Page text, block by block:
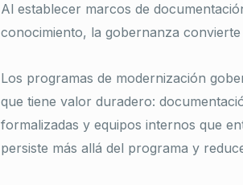
Al establecer marcos de
conocimiento, la gobernanza
Los programas de modernización
que tiene valor duradero:
formalizadas y equipos internos que
persiste más allá del programa y